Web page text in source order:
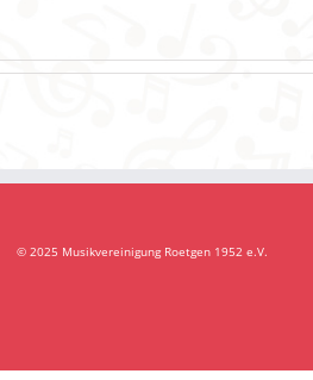
© 2025 Musikvereinigung Roetgen 1952 e.V.